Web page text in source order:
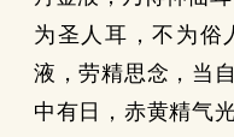
为圣人耳，不为俗
液，劳精思念，当
中有日，赤黄精气